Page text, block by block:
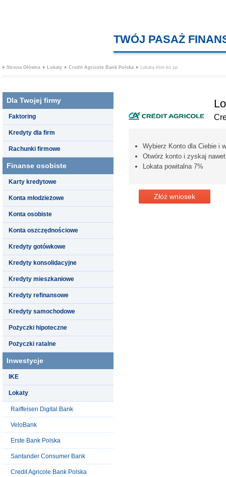
TWÓJ PASAŻ
Strona Główna Lokaty Credit Agricole Bank Polska Lokata klon ko sp
Dla Twojej firmy
Faktoring
Kredyty dla firm
Rachunki firmowe
Finanse osobiste
Karty kredytowe
Konta młodzieżowe
Konta osobiste
Konta oszczędnościowe
Kredyty gotówkowe
Kredyty konsolidacyjne
Kredyty mieszkaniowe
Kredyty refinansowe
Kredyty samochodowe
Pożyczki hipoteczne
Pożyczki ratalne
Inwestycje
IKE
Lokaty
Raiffeisen Digital Bank
VeloBank
Erste Bank Polska
Santander Consumer Bank
Credit Agricole Bank Polska
Wybierz Konto dla Ciebie i
Otwórz konto i zyskaj nawet
Lokata powitalna 7%
Złóż wniosek